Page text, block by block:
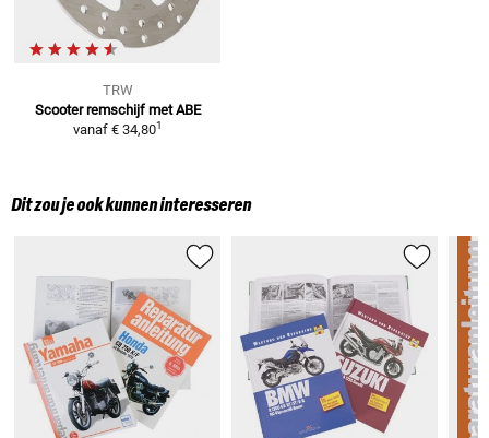
TRW
Scooter remschijf met ABE
vanaf € 34,801
Dit zou je ook kunnen interesseren